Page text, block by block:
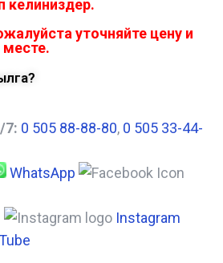
уточняйте цену и
месте.
7: 0 505 88-88-80, 0 505 33-44-
WhatsApp
Instagram